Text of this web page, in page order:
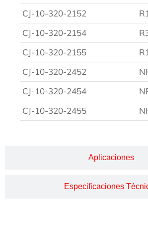
Aplicaciones
Especificaciones
CJ-10-320-2152
CJ-10-320-2154
CJ-10-320-2155
CJ-10-320-2452
CJ-10-320-2454
CJ-10-320-2455